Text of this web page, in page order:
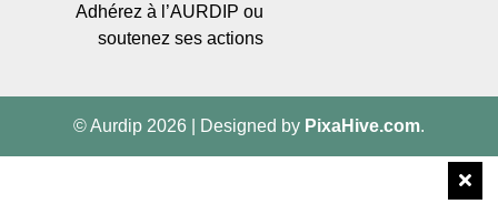
Adhérez à l’AURDIP ou
soutenez ses actions
© Aurdip 2026 Designed by PixaHive.com.